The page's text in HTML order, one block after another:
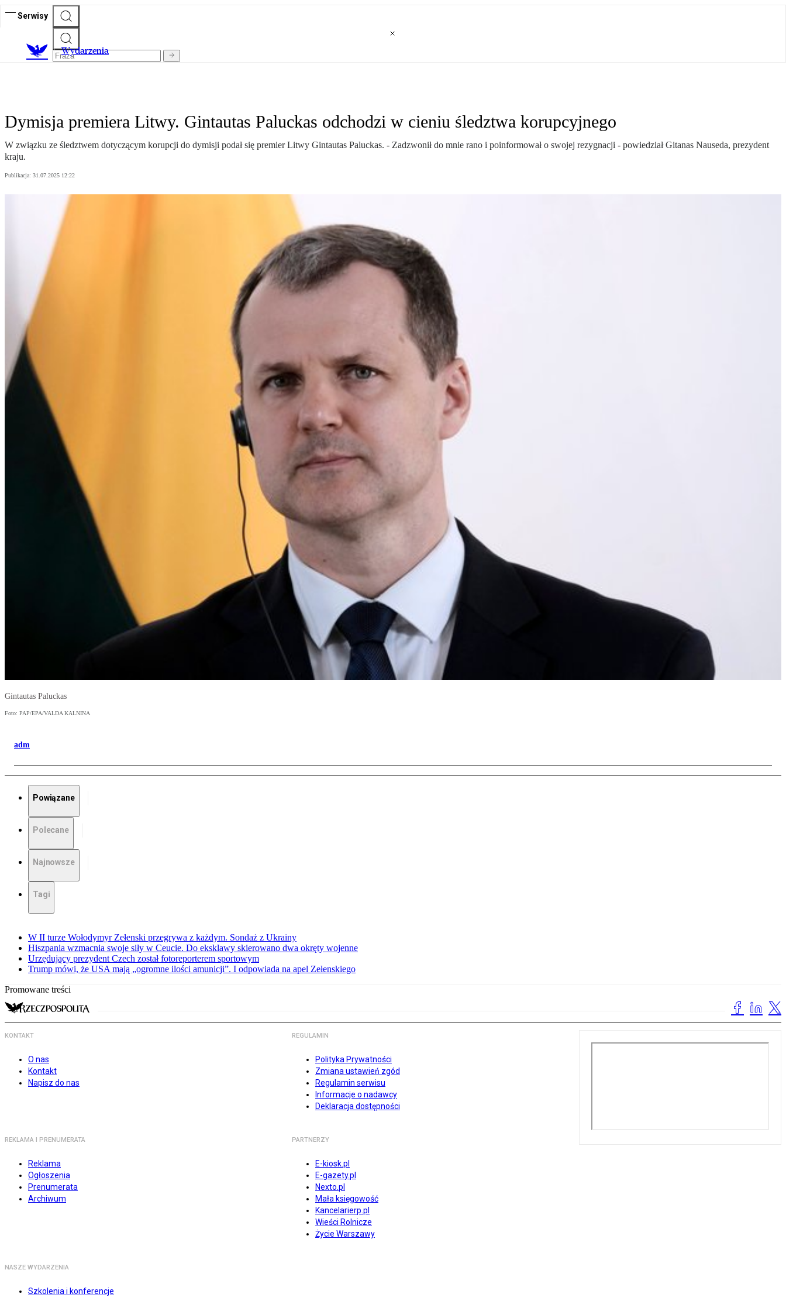
Serwisy
Wydarzenia
Dymisja premiera Litwy. Gintautas Paluckas odchodzi w cieniu śledztwa korupcyjnego
W związku ze śledztwem dotyczącym korupcji do dymisji podał się premier Litwy Gintautas Paluckas. - Zadzwonił do mnie rano i poinformował o swojej rezygnacji - powiedział Gitanas Nauseda, prezydent
kraju.
Publikacja: 31.07.2025 12:22
Gintautas Paluckas
Foto: PAP/EPA/VALDA KALNINA
adm
Powiązane
Polecane
Najnowsze
Tagi
W II turze Wołodymyr Zełenski przegrywa z każdym. Sondaż z Ukrainy
Hiszpania wzmacnia swoje siły w Ceucie. Do eksklawy skierowano dwa okręty wojenne
Urzędujący prezydent Czech został fotoreporterem sportowym
Trump mówi, że USA mają „ogromne ilości amunicji”. I odpowiada na apel Zełenskiego
Promowane treści
KONTAKT
O nas
Kontakt
Napisz do nas
REGULAMIN
Polityka Prywatności
Zmiana ustawień zgód
Regulamin serwisu
Informacje o nadawcy
Deklaracja dostępności
REKLAMA I PRENUMERATA
Reklama
Ogłoszenia
Prenumerata
Archiwum
PARTNERZY
E-kiosk.pl
E-gazety.pl
Nexto.pl
Mała księgowość
Kancelarierp.pl
Wieści Rolnicze
Życie Warszawy
NASZE WYDARZENIA
Szkolenia i konferencje